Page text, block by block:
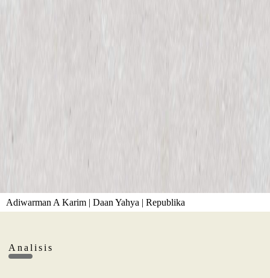
Adiwarman A Karim | Daan Yahya | Republika
Analisis